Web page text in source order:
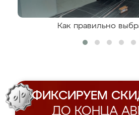
Как правильно
ФИКСИРУЕМ
ДО КОНЦА